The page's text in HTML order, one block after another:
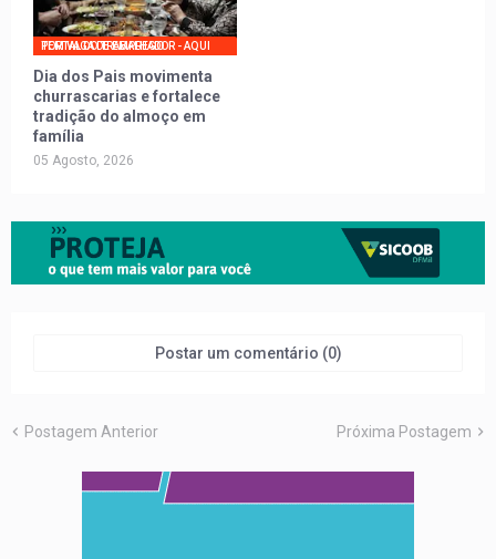
PORTAL DO TRABALHADOR - AQUI TEM VAGA DE EMPREGO
Dia dos Pais movimenta
churrascarias e fortalece
tradição do almoço em
família
05 Agosto, 2026
Postar um comentário (0)
Postagem Anterior Próxima Postagem